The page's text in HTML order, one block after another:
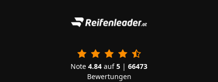
Note 4.84 auf5 | 66473
Bewertungen